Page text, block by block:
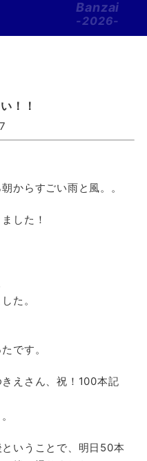
Banzai
-2026-
！！
からすごい雨と風。。
した！
た。
です。
えさん、祝！100本記
いうことで、明日50本